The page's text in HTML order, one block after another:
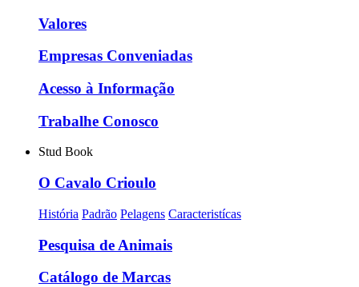
Valores
Empresas Conveniadas
Acesso à Informação
Trabalhe Conosco
Stud Book
O Cavalo Crioulo
História Padrão Pelagens Caracteristícas
Pesquisa de Animais
Catálogo de Marcas